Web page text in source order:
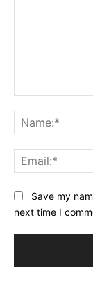
Website:Save my
next time I